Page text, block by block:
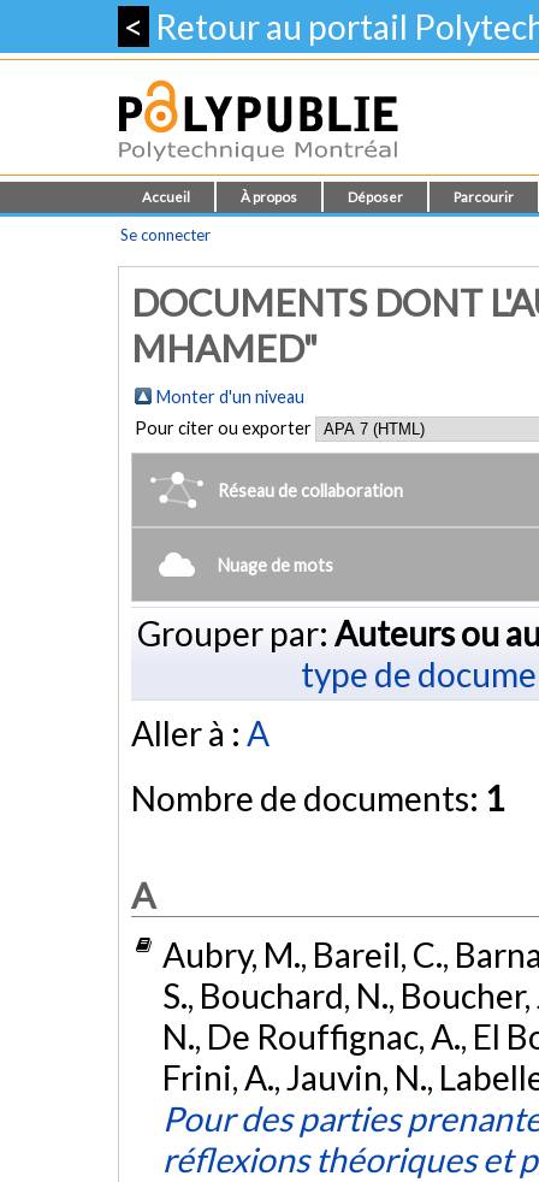
< Retour au portail
Accueil À propos Déposer Parcourir
Se connecter
DOCUMENTS DONT
MHAMED"
Monter d'un niveau
Pour citer ou exporter
Réseau de collaboration
Nuage de mots
Grouper par: Auteurs ou
type de
Aller à : A
Nombre de documents: 1
A
Aubry, M., Bareil, C.,
S., Bouchard, N.,
N., De Rouffignac, A., El
Frini, A., Jauvin, N.,
Pour des parties
réflexions théoriques et